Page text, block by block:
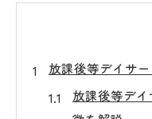
放課後等デイサ
放課後等デ